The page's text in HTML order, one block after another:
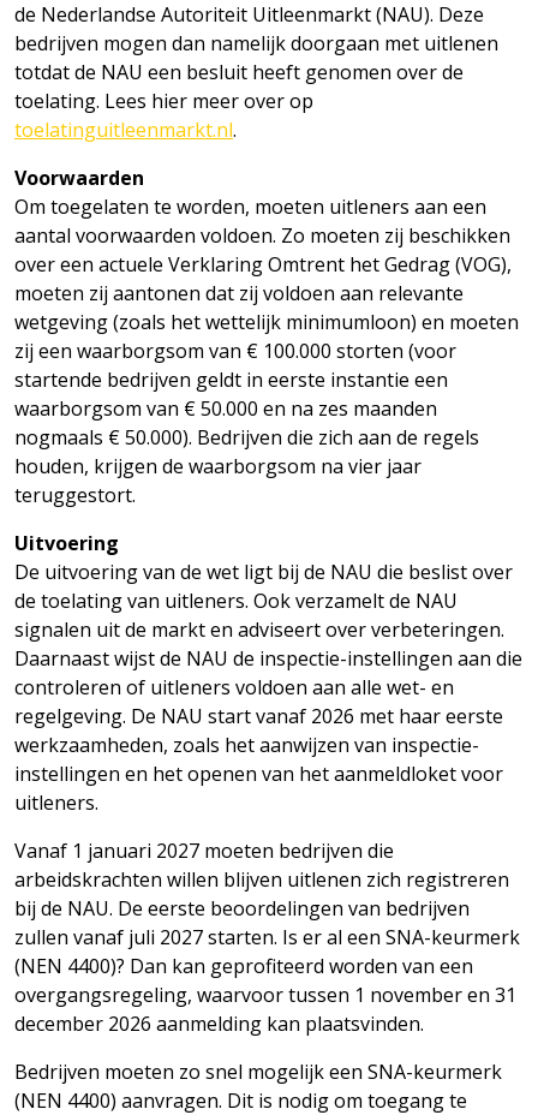
de Nederlandse Autoriteit Uitleenmarkt (NAU). Deze
bedrijven mogen dan namelijk doorgaan met uitlenen
totdat de NAU een besluit heeft genomen over de
toelating. Lees hier meer over op
toelatinguitleenmarkt.nl.
Voorwaarden
Om toegelaten te worden, moeten uitleners aan een
aantal voorwaarden voldoen. Zo moeten zij beschikken
over een actuele Verklaring Omtrent het Gedrag (VOG),
moeten zij aantonen dat zij voldoen aan relevante
wetgeving (zoals het wettelijk minimumloon) en moeten
zij een waarborgsom van € 100.000 storten (voor
startende bedrijven geldt in eerste instantie een
waarborgsom van € 50.000 en na zes maanden
nogmaals € 50.000). Bedrijven die zich aan de regels
houden, krijgen de waarborgsom na vier jaar
teruggestort.
Uitvoering
De uitvoering van de wet ligt bij de NAU die beslist over
de toelating van uitleners. Ook verzamelt de NAU
signalen uit de markt en adviseert over verbeteringen.
Daarnaast wijst de NAU de inspectie-instellingen aan die
controleren of uitleners voldoen aan alle wet- en
regelgeving. De NAU start vanaf 2026 met haar eerste
werkzaamheden, zoals het aanwijzen van inspectie-
instellingen en het openen van het aanmeldloket voor
uitleners.
Vanaf 1 januari 2027 moeten bedrijven die
arbeidskrachten willen blijven uitlenen zich registreren
bij de NAU. De eerste beoordelingen van bedrijven
zullen vanaf juli 2027 starten. Is er al een SNA-keurmerk
(NEN 4400)? Dan kan geprofiteerd worden van een
overgangsregeling, waarvoor tussen 1 november en 31
december 2026 aanmelding kan plaatsvinden.
Bedrijven moeten zo snel mogelijk een SNA-keurmerk
(NEN 4400) aanvragen. Dit is nodig om toegang te